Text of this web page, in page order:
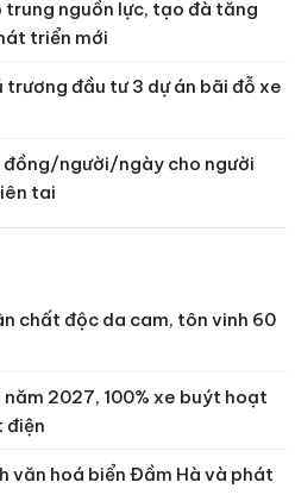
trung nguồn lực, tạo đà tăng
triển mới
trương đầu tư 3 dự án bãi đỗ xe
đồng/người/ngày cho người
tai
chất độc da cam, tôn vinh 60
2027, 100% xe buýt hoạt
điện
văn hoá biển Đầm Hà và phát